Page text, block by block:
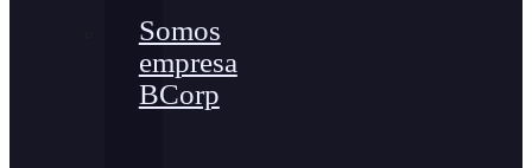
Somos
empresa
BCorp